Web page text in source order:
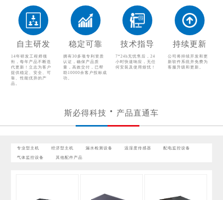
配电监控设备
气体监控设备
其他配件产品
自主研发
14年研发工程师领
衔，每年产品不断迭
代更新！立志为客户
提供稳定、安全、可
靠、性能优异的产
品。
稳定可靠
拥有30多项专利资质
认证，确保产品质
量，高效交付，已帮
助10000余客户投标成
功。
技术指导
7*24h无忧售后，24
小时快速响应，无任
何安装及使用烦忧！
持续更新
公司将持续开发和更
新软件系统并免费为
客服升级和更新。
斯必得科技 产品直通车
专业型主机 经济型主机 漏水检测设备 温湿度传感器 配电监控设备
气体监控设备 其他配件产品